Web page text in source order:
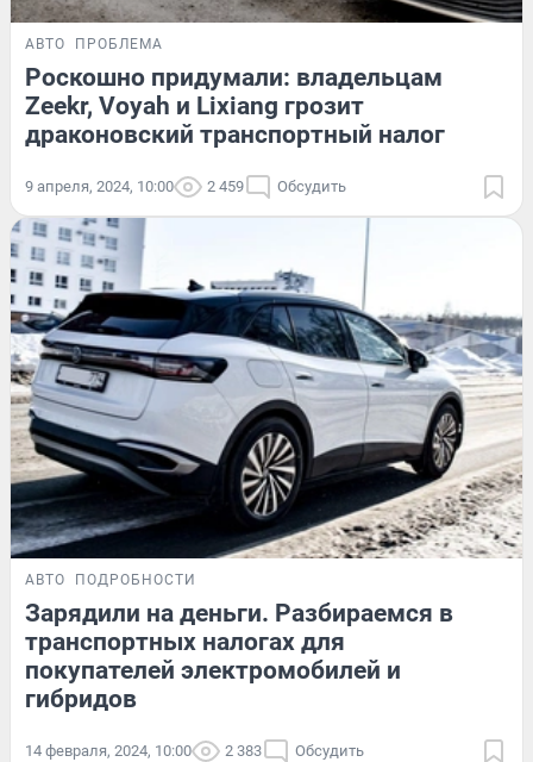
АВТО ПРОБЛЕМА
Роскошно придумали: владельцам
Zeekr, Voyah и Lixiang грозит
драконовский транспортный налог
9 апреля, 2024, 10:00 2 459 Обсудить
АВТО ПОДРОБНОСТИ
Зарядили на деньги. Разбираемся в
транспортных налогах для
покупателей электромобилей и
гибридов
14 февраля, 2024, 10:00 2 383 Обсудить